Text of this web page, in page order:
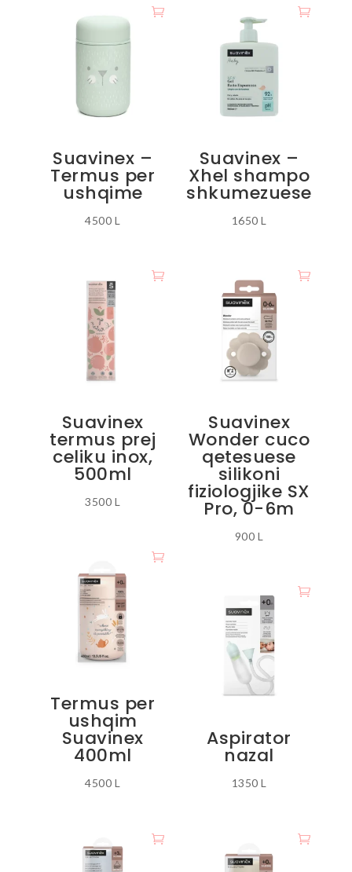
variante.
Mundësitë
faqja
produktit
Suavinex –
Termus per
ushqime
4500 L
Mundësitë
faqja
produktit
Suavinex –
Xhel shampo
shkumezuese
1650L
Suavinex
termus prej
celiku inox,
500ml
3500 L
Suavinex
Wonder cuco
qetesuese
silikoni
fiziologjike SX
Pro, 0-6m
900 L
Termus per
ushqim
Suavinex
400ml
4500 L
Aspirator
nazal
1350L